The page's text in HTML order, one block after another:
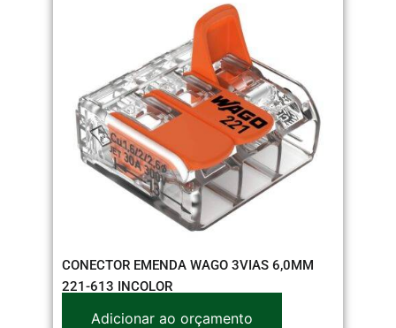
CONECTOR EMENDA WAGO 3VIAS 6,0MM
221-613 INCOLOR
Adicionar ao orçamento